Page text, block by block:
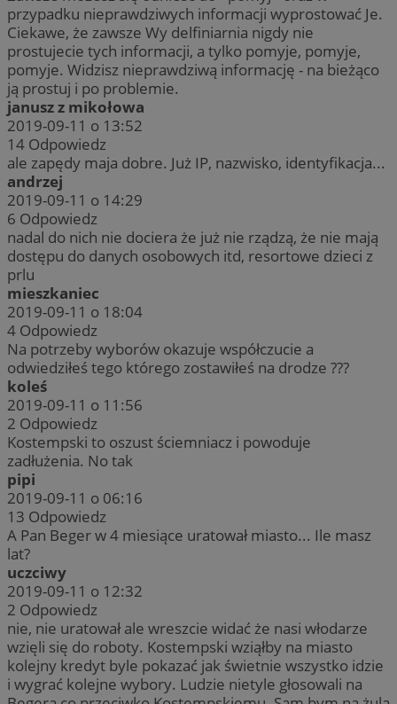
przypadku nieprawdziwych informacji wyprostować Je.
Ciekawe, że zawsze Wy delfiniarnia nigdy nie
prostujecie tych informacji, a tylko pomyje, pomyje,
pomyje. Widzisz nieprawdziwą informację - na bieżąco
ją prostuj i po problemie.
janusz z mikołowa
2019-09-11 o 13:52
14 Odpowiedz
ale zapędy maja dobre. Już IP, nazwisko, identyfikacja...
andrzej
2019-09-11 o 14:29
6 Odpowiedz
nadal do nich nie dociera że już nie rządzą, że nie mają
dostępu do danych osobowych itd, resortowe dzieci z
prlu
mieszkaniec
2019-09-11 o 18:04
4 Odpowiedz
Na potrzeby wyborów okazuje współczucie a
odwiedziłeś tego którego zostawiłeś na drodze ???
koleś
2019-09-11 o 11:56
2 Odpowiedz
Kostempski to oszust ściemniacz i powoduje
zadłużenia. No tak
pipi
2019-09-11 o 06:16
13 Odpowiedz
A Pan Beger w 4 miesiące uratował miasto... Ile masz
lat?
uczciwy
2019-09-11 o 12:32
2 Odpowiedz
nie, nie uratował ale wreszcie widać że nasi włodarze
wzięli się do roboty. Kostempski wziąłby na miasto
kolejny kredyt byle pokazać jak świetnie wszystko idzie
i wygrać kolejne wybory. Ludzie nietyle głosowali na